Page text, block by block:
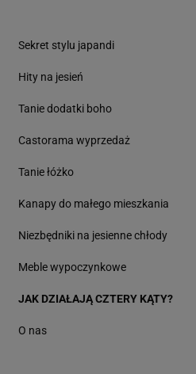
Sekret stylu japandi
Hity na jesień
Tanie dodatki boho
Castorama wyprzedaż
Tanie łóżko
Kanapy do małego mieszkania
Niezbędniki na jesienne chłody
Meble wypoczynkowe
JAK DZIAŁAJĄ CZTERY KĄTY?
O nas